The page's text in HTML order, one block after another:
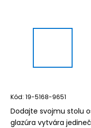
Kód: 19-5168-9651
Dodajte svojmu stolu
glazúra vytvára